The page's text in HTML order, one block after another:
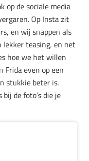
op de sociale media
Op Insta zit
en wij snappen als
lekker teasing, en net
hoe we het willen
Frida even op een
stukkie beter is.
de foto’s die je